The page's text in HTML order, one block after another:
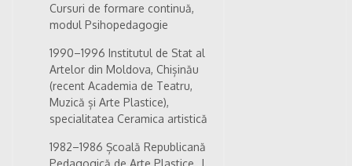
Cursuri de formare continuă,
modul Psihopedagogie
1990–1996 Institutul de Stat al
Artelor din Moldova, Chișinău
(recent Academia de Teatru,
Muzică și Arte Plastice),
specialitatea Ceramica artistică
1982–1986 Școală Republicană